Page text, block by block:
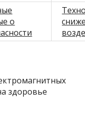
о
здоровье